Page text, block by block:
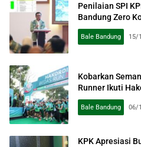
Penilaian SPI
Bandung Zero
Bale Bandung 15/
Kobarkan
Runner Ikuti
Bale Bandung 06/
KPK Apresiasi